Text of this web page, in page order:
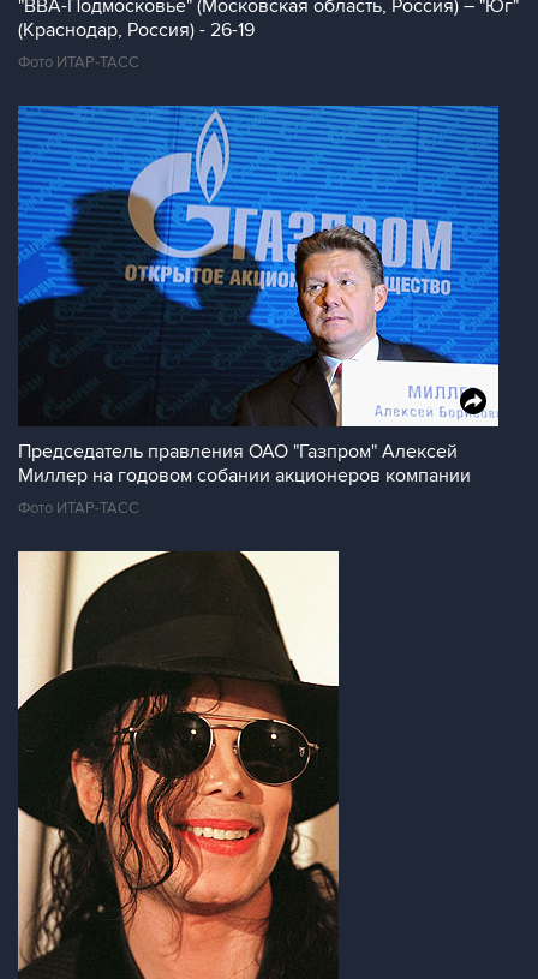
"ВВА-Подмосковье" (Московская область, Россия) – "Юг"
(Краснодар, Россия) - 26-19
Фото ИТАР-ТАСС
Председатель правления ОАО "Газпром" Алексей
Миллер на годовом собании акционеров компании
Фото ИТАР-ТАСС